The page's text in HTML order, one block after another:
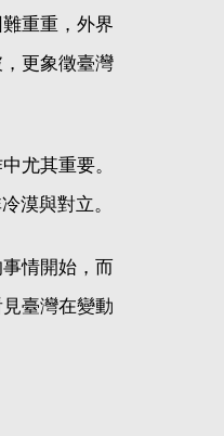
重重，外界
更象徵臺灣
尤其重要。
漠與對立。
情開始，而
臺灣在變動